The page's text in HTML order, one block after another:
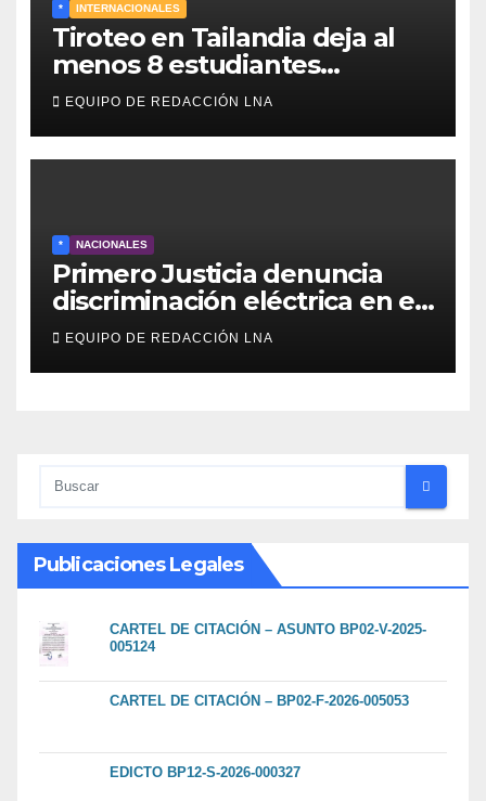
* INTERNACIONALES
Tiroteo en Tailandia deja al
menos 8 estudiantes
muertos y 30 heridos
EQUIPO DE REDACCIÓN LNA
* NACIONALES
Primero Justicia denuncia
discriminación eléctrica en el
interior del país
EQUIPO DE REDACCIÓN LNA
Publicaciones Legales
CARTEL DE CITACIÓN – ASUNTO BP02-V-2025-
005124
CARTEL DE CITACIÓN – BP02-F-2026-005053
EDICTO BP12-S-2026-000327